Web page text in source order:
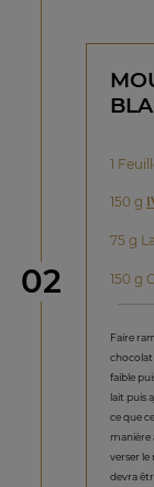
étape
02
1
150 g
75 g
150 g
Faire
chocolat
faible
lait puis
ce que
manière
verser le
devra